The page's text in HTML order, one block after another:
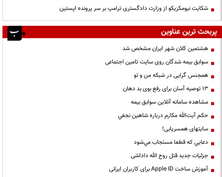
شکایت نیومکزیکو از وزارت دادگستری ترامپ بر سر پرونده اپستین
پربحث ترین عناوین
هشتمین کلان شهر ایران مشخص شد
سوابق بیمه شدگان روی سایت تامین اجتماعی
همجنس گرایی در شبکه من و تو
13 توصیه آسان برای رفع بوی بد دهان
مشاهده سامانه آنلاين سوابق بیمه
حكم آيت‌الله مكارم درباره شاهين نجفي
سایتهای همسریابی!
دعايي كه قطعا مستجاب مي‌شود
جزئیات جدید قتل روح الله داداشی
آموزش ساخت Apple ID برای کاربران ایرانی